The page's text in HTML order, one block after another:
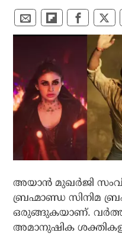
അയാന്‍ മുഖര്‍ജി
ബ്രഹ്മാണ്ഡ സിനിമ
ഒരുങ്ങുകയാണ്.
അമാനുഷിക